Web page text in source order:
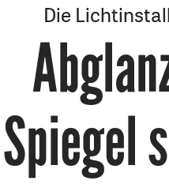
Die
Spiegel